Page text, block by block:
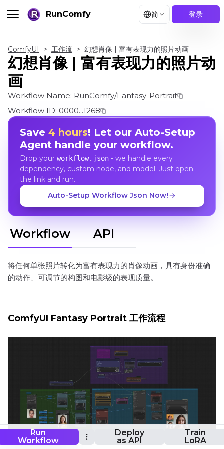
RunComfy 简 登录
Run
Workflow
Deploy
as API
Train
LoRA
ComfyUI > 工作流 > 幻想肖像 | 富有表现力的照片动画
幻想肖像 | 富有表现力的照片动
画
Workflow Name: RunComfy/Fantasy-Portrait
Workflow ID: 0000...1268
Save 4 hours! Let our Auto-Setup
Agent handle your workflow.
Drop your workflow.json- we handle every
dependency, custom node, and model. Just open
the link and run.
Auto-Setup Workflow Json Now!
Workflow API
将任何单张照片转化为富有表现力的肖像动画，具有身份准确
的动作、可调节的构图和电影级的表现质量。
ComfyUI Fantasy Portrait 工作流程